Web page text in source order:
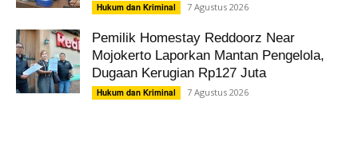
Hukum dan Kriminal 7 Agustus 2026
Pemilik Homestay Reddoorz Near
Mojokerto Laporkan Mantan Pengelola,
Dugaan Kerugian Rp127 Juta
Hukum dan Kriminal 7 Agustus 2026